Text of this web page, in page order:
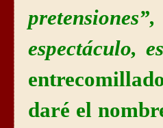
espectáculo,
daré el